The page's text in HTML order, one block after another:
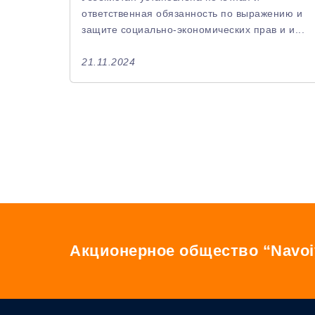
ответственная обязанность по выражению и
защите социально-экономических прав и и...
21.11.2024
Акционерное общество